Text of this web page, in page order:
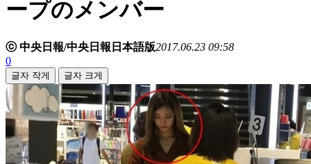
ープのメンバー
ⓒ 中央日報/中央日報日本語版2017.06.23 09:58
0
글자 작게 글자 크게